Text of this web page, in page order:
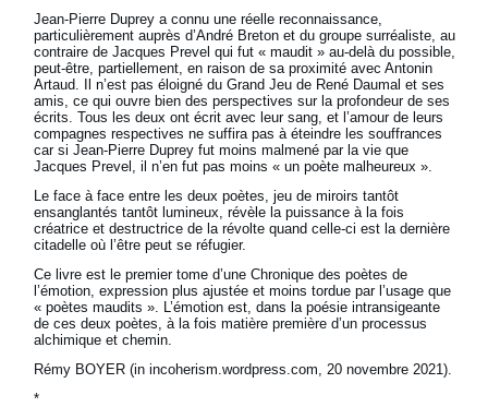
Jean-Pierre Duprey a connu une réelle reconnaissance,
particulièrement auprès d’André Breton et du groupe surréaliste, au
contraire de Jacques Prevel qui fut « maudit » au-delà du possible,
peut-être, partiellement, en raison de sa proximité avec Antonin
Artaud. Il n’est pas éloigné du Grand Jeu de René Daumal et ses
amis, ce qui ouvre bien des perspectives sur la profondeur de ses
écrits. Tous les deux ont écrit avec leur sang, et l’amour de leurs
compagnes respectives ne suffira pas à éteindre les souffrances
car si Jean-Pierre Duprey fut moins malmené par la vie que
Jacques Prevel, il n’en fut pas moins « un poète malheureux ».
Le face à face entre les deux poètes, jeu de miroirs tantôt
ensanglantés tantôt lumineux, révèle la puissance à la fois
créatrice et destructrice de la révolte quand celle-ci est la dernière
citadelle où l’être peut se réfugier.
Ce livre est le premier tome d’une Chronique des poètes de
l’émotion, expression plus ajustée et moins tordue par l’usage que
« poètes maudits ». L’émotion est, dans la poésie intransigeante
de ces deux poètes, à la fois matière première d’un processus
alchimique et chemin.
Rémy BOYER (in incoherism.wordpress.com, 20 novembre 2021).
*